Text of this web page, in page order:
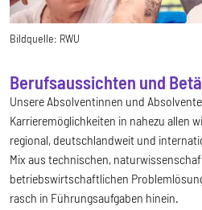
Bildquelle: RWU
Berufsaussichten und
Unsere Absolventinnen und
Karrieremöglichkeiten in nahezu allen
regional, deutschlandweit und
Mix aus technischen,
betriebswirtschaftlichen
rasch in Führungsaufgaben hinein.